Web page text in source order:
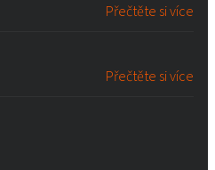
Přečtěte si více
Přečtěte si více